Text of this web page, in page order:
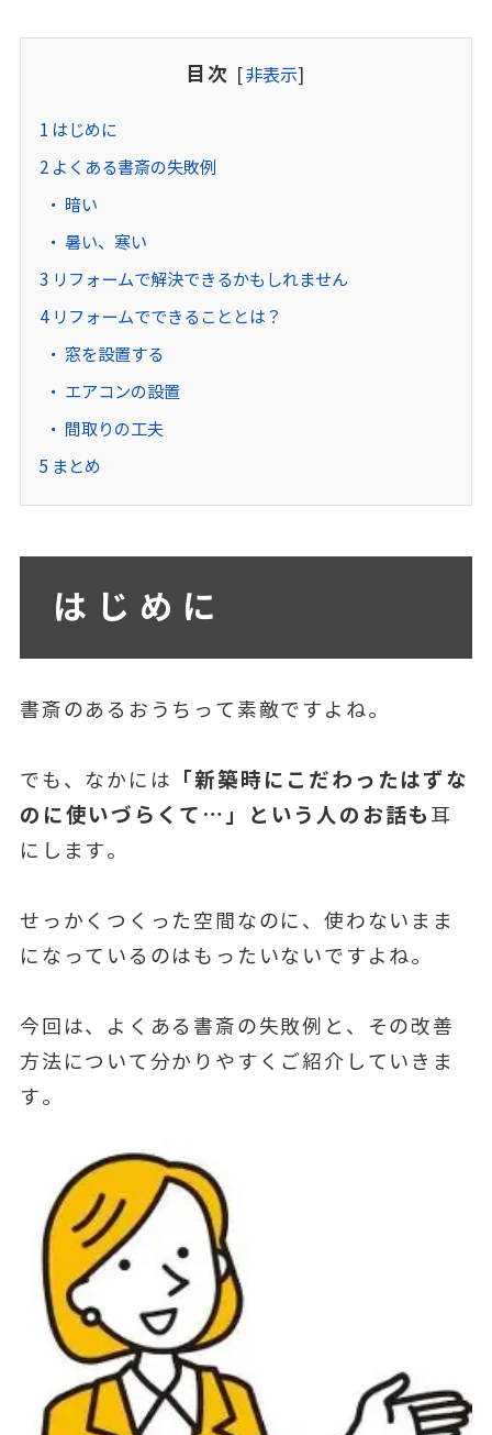
目次 [非表示]
1 はじめに
2よくある書斎の失敗例
暗い
暑い、寒い
3 リフォームで解決できるかもしれません
4リフォームでできることとは？
窓を設置する
エアコンの設置
間取りの工夫
5 まとめ
はじめに
書斎のあるおうちって素敵ですよね。
でも、なかには
「新築時にこだわったはずな
のに使いづらくて…」という人のお話も 耳
にします。
せっかくつくった空間なのに、使わないまま
になっているのはもったいないですよね。
今回は、よくある書斎の失敗例と、その改善
方法について分かりやすくご紹介していきま
す。